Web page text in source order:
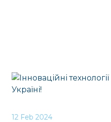
12 Feb 2024